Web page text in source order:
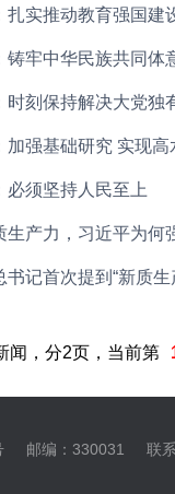
扎实推动教育强国建
铸牢中华民族共同体
时刻保持解决大党独
加强基础研究 实现
必须坚持人民至上
生产力，习近平为何
书记首次提到“新质生
闻，分2页，当前第
邮编：330031 联